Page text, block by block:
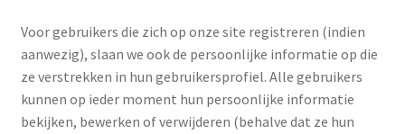
Voor gebruikers die zich op onze site registreren (indien
aanwezig), slaan we ook de persoonlijke informatie op die
ze verstrekken in hun gebruikersprofiel. Alle gebruikers
kunnen op ieder moment hun persoonlijke informatie
bekijken, bewerken of verwijderen (behalve dat ze hun